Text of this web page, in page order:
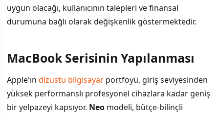
uygun olacağı, kullanıcının talepleri ve finansal
durumuna bağlı olarak değişkenlik göstermektedir.
İÇINDEKILER
MacBook Serisinin Yapılanması
Seçim Kriterleri
MacBook Serisinin Yapılanması
Apple'ın dizüstü bilgisayar portföyü, giriş seviyesinden
yüksek performanslı profesyonel cihazlara kadar geniş
bir yelpazeyi kapsıyor. Neo modeli, bütçe-bilinçli